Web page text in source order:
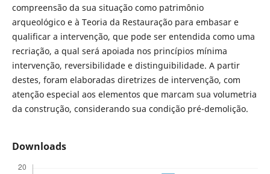
compreensão da sua situação como patrimônio
arqueológico e à Teoria da Restauração para embasar e
qualificar a intervenção, que pode ser entendida como uma
recriação, a qual será apoiada nos princípios mínima
intervenção, reversibilidade e distinguibilidade. A partir
destes, foram elaboradas diretrizes de intervenção, com
atenção especial aos elementos que marcam sua volumetria
da construção, considerando sua condição pré-demolição.
Downloads